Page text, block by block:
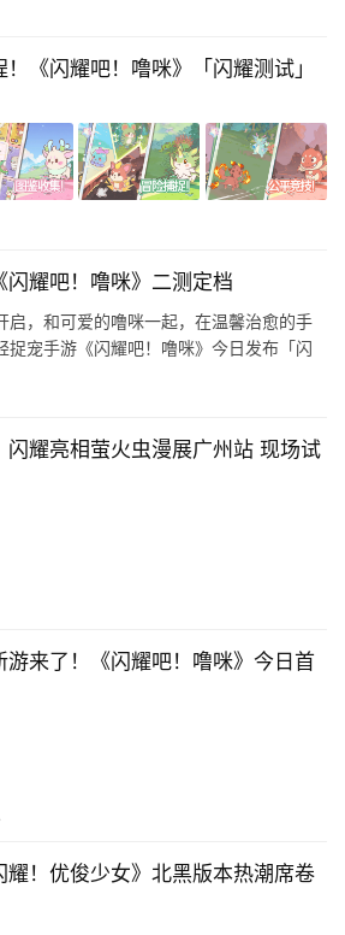
《闪耀吧！噜咪》「闪耀测试」
耀吧！噜咪》二测定档
启，和可爱的噜咪一起，在温馨治愈的手
捉宠手游《闪耀吧！噜咪》今日发布「闪
闪耀亮相萤火虫漫展广州站 现场试
游来了！《闪耀吧！噜咪》今日首
耀！优俊少女》北黑版本热潮席卷